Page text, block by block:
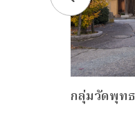
กลุ่มวัดพุท